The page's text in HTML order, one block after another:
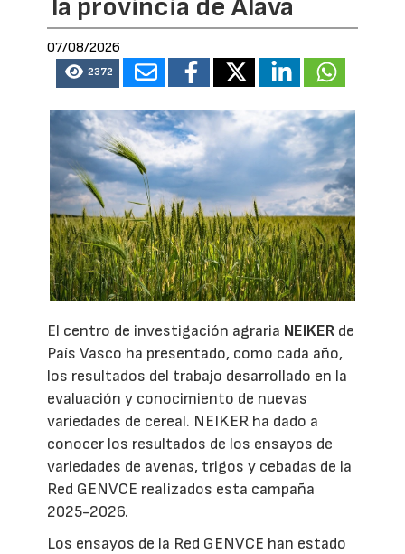
la provincia de Álava
07/08/2026
2372
El centro de investigación agraria NEIKER de
País Vasco ha presentado, como cada año,
los resultados del trabajo desarrollado en la
evaluación y conocimiento de nuevas
variedades de cereal. NEIKER ha dado a
conocer los resultados de los ensayos de
variedades de avenas, trigos y cebadas de la
Red GENVCE realizados esta campaña
2025-2026.
Los ensayos de la Red GENVCE han estado